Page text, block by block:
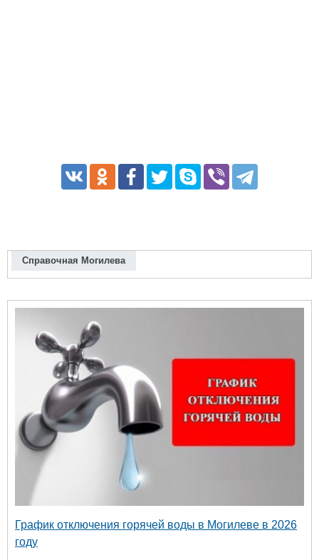
Справочная Могилева
График отключения горячей воды в Могилеве в 2026
году